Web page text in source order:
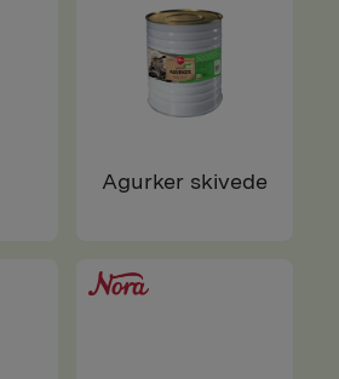
Agurker skivede